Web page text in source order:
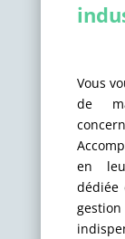
Vous
de
en
dédiée